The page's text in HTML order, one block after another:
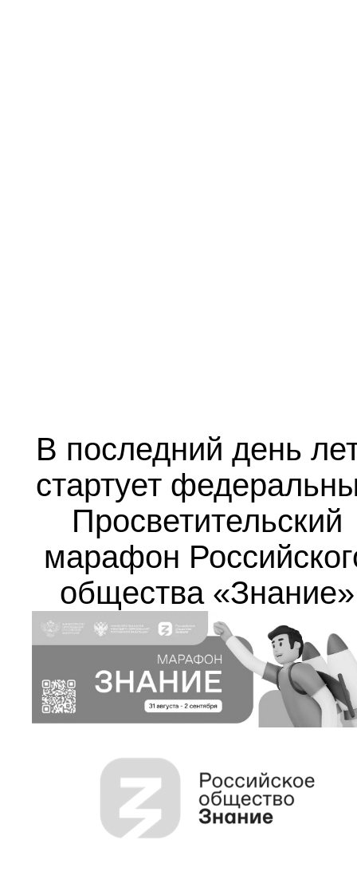
В последний день
стартует
Просветительский
марафон
общества «Знание»